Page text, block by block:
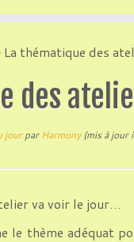
La thématique des
des
jourparHarmony(mis à jour
va voir le jour…
le thème adéquat